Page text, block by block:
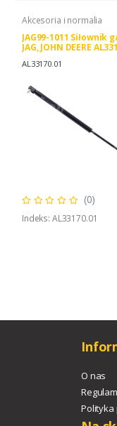
Akcesoria i normalia
JAG99-1011 Siłownik
JAG, JOHN DEERE
AL33170.01
(0)
Indeks: AL33170.01
O nas
Polityka